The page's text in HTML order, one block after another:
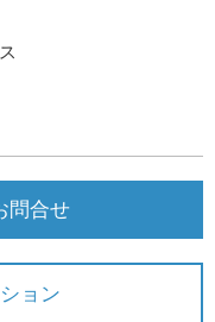
問合せ
ョン